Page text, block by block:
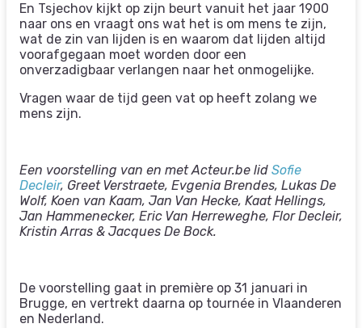
En Tsjechov kijkt op zijn beurt vanuit het jaar 1900
naar ons en vraagt ons wat het is om mens te zijn,
wat de zin van lijden is en waarom dat lijden altijd
voorafgegaan moet worden door een
onverzadigbaar verlangen naar het onmogelijke.
Vragen waar de tijd geen vat op heeft zolang we
mens zijn.
Een voorstelling van en met Acteur.be lid Sofie
Decleir, Greet Verstraete, Evgenia Brendes, Lukas De
Wolf, Koen van Kaam, Jan Van Hecke, Kaat Hellings,
Jan Hammenecker, Eric Van Herreweghe, Flor Decleir,
Kristin Arras & Jacques De Bock.
De voorstelling gaat in première op 31 januari in
Brugge, en vertrekt daarna op tournée in Vlaanderen
en Nederland.